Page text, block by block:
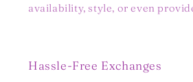
availability, style, or even
Hassle-Free Exchanges